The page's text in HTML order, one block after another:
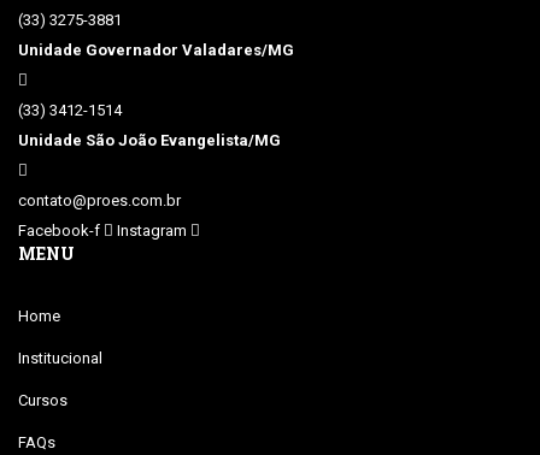
(33) 3275-3881
Unidade Governador Valadares/MG
(33) 3412-1514
Unidade São João Evangelista/MG
contato@proes.com.br
Facebook-f
Instagram
MENU
Home
Institucional
Cursos
FAQs